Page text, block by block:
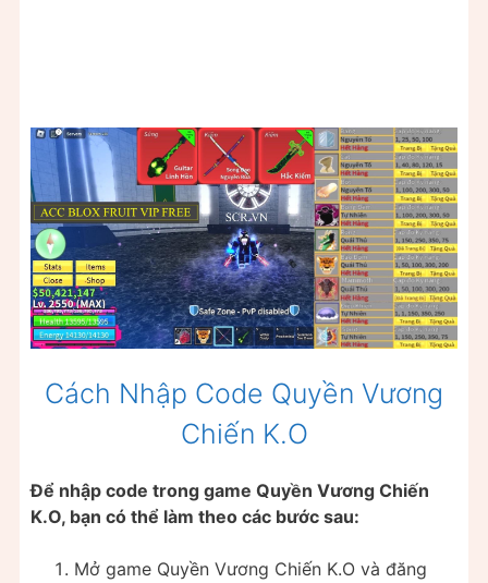
Cách Nhập Code Quyền Vương
Chiến K.O
Để nhập code trong game Quyền Vương Chiến
K.O, bạn có thể làm theo các bước sau:
Mở game Quyền Vương Chiến K.O và đăng